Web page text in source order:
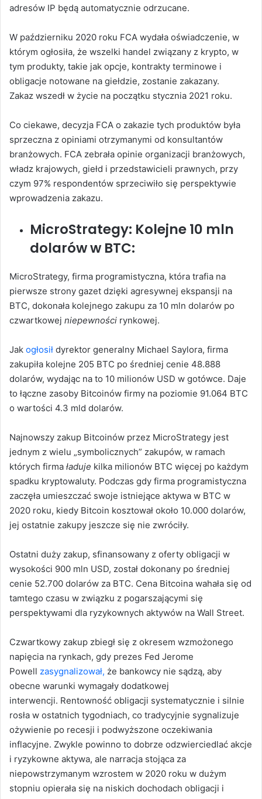
adresów IP będą automatycznie odrzucane.
W październiku 2020 roku FCA wydała oświadczenie, w
którym ogłosiła, że wszelki handel związany z krypto, w
tym produkty, takie jak opcje, kontrakty terminowe i
obligacje notowane na giełdzie, zostanie zakazany.
Zakaz wszedł w życie na początku stycznia 2021 roku.
Co ciekawe, decyzja FCA o zakazie tych produktów była
sprzeczna z opiniami otrzymanymi od konsultantów
branżowych. FCA zebrała opinie organizacji branżowych,
władz krajowych, giełd i przedstawicieli prawnych, przy
czym 97% respondentów sprzeciwiło się perspektywie
wprowadzenia zakazu.
MicroStrategy: Kolejne 10 mln
dolarów w BTC:
MicroStrategy, firma programistyczna, która trafia na
pierwsze strony gazet dzięki agresywnej ekspansji na
BTC, dokonała kolejnego zakupu za 10 mln dolarów po
czwartkowej niepewności rynkowej.
Jak ogłosił dyrektor generalny Michael Saylora, firma
zakupiła kolejne 205 BTC po średniej cenie 48.888
dolarów, wydając na to 10 milionów USD w gotówce. Daje
to łączne zasoby Bitcoinów firmy na poziomie 91.064 BTC
o wartości 4.3 mld dolarów.
Najnowszy zakup Bitcoinów przez MicroStrategy jest
jednym z wielu „symbolicznych” zakupów, w ramach
których firma ładuje kilka milionów BTC więcej po każdym
spadku kryptowaluty. Podczas gdy firma programistyczna
zaczęła umieszczać swoje istniejące aktywa w BTC w
2020 roku, kiedy Bitcoin kosztował około 10.000 dolarów,
jej ostatnie zakupy jeszcze się nie zwróciły.
Ostatni duży zakup, sfinansowany z oferty obligacji w
wysokości 900 mln USD, został dokonany po średniej
cenie 52.700 dolarów za BTC. Cena Bitcoina wahała się od
tamtego czasu w związku z pogarszającymi się
perspektywami dla ryzykownych aktywów na Wall Street.
Czwartkowy zakup zbiegł się z okresem wzmożonego
napięcia na rynkach, gdy prezes Fed Jerome
Powell zasygnalizował, że bankowcy nie sądzą, aby
obecne warunki wymagały dodatkowej
interwencji. Rentowność obligacji systematycznie i silnie
rosła w ostatnich tygodniach, co tradycyjnie sygnalizuje
ożywienie po recesji i podwyższone oczekiwania
inflacyjne. Zwykle powinno to dobrze odzwierciedlać akcje
i ryzykowne aktywa, ale narracja stojąca za
niepowstrzymanym wzrostem w 2020 roku w dużym
stopniu opierała się na niskich dochodach obligacji i